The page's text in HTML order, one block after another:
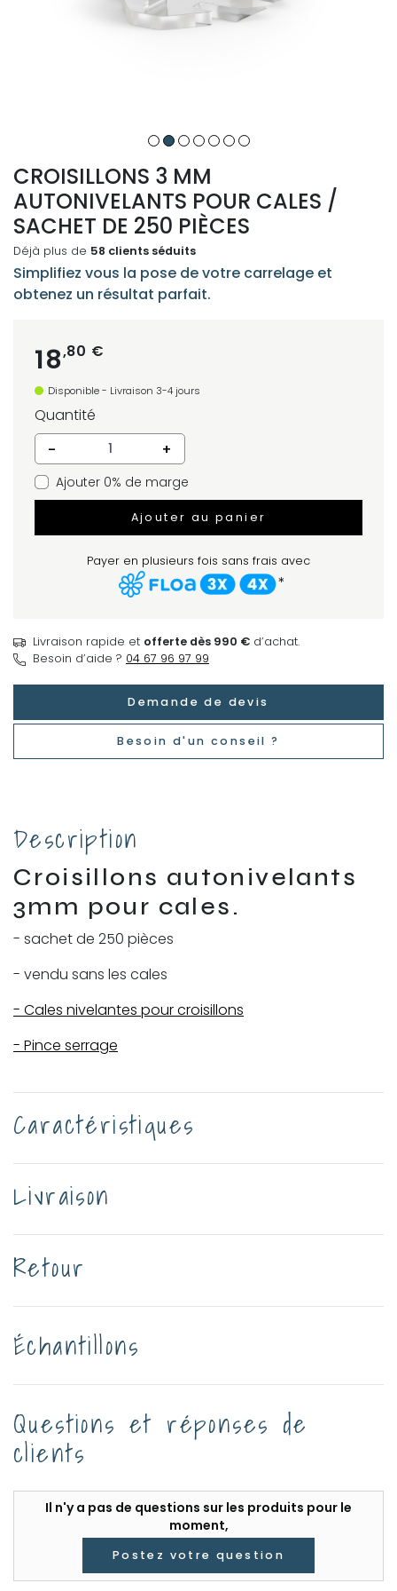
CROISILLONS 3 MM
AUTONIVELANTS POUR CALES /
SACHET DE 250 PIÈCES
Déjà plus de 58 clients séduits
Simplifiez vous la pose de votre carrelage et
obtenez un résultat parfait.
18,80 €
Disponible - Livraison 3-4 jours
Quantité
-
+
Ajouter 0% de marge
Ajouter au panier
Payer en plusieurs fois sans frais avec
*
Livraison rapide et offerte dès 990 € d’achat.
Besoin d’aide ? 04 67 96 97 99
Demande de devis
Besoin d'un conseil ?
Description
Croisillons autonivelants
3mm pour cales.
- sachet de 250 pièces
- vendu sans les cales
- Cales nivelantes pour croisillons
- Pince serrage
Caractéristiques
Livraison
Retour
Échantillons
Questions et réponses de
clients
Il n'y a pas de questions sur les produits pour le
moment,
Postez votre question